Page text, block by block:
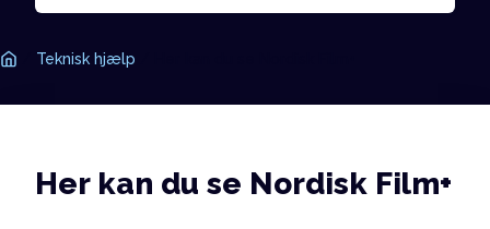
Teknisk hjælp
Her kan du se Nordisk Film+